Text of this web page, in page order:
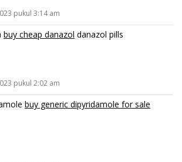
pukul 3:14 am
buy cheap danazol danazol pills
pukul 2:02 am
buy generic dipyridamole for sale